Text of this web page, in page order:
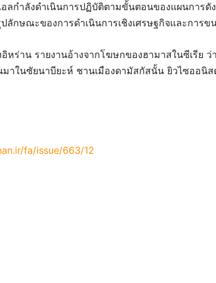
ลกำลังดำเนินการปฏิบัติตามขั้นตอนของแผนการดั
ลักษณะของการดำเนินการเชิงเศรษฐกิจและการข
หร่าน รายงานอ้างจากโฆษกของฮามาสในซีเรีย ว่
าในซัยนาบียะห์ ชานเมืองดามัสกัสนั้น ยิวไซออนิส
fa/issue/663/12